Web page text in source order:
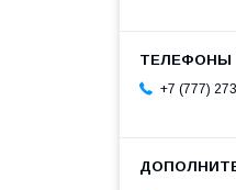
+7 (777)